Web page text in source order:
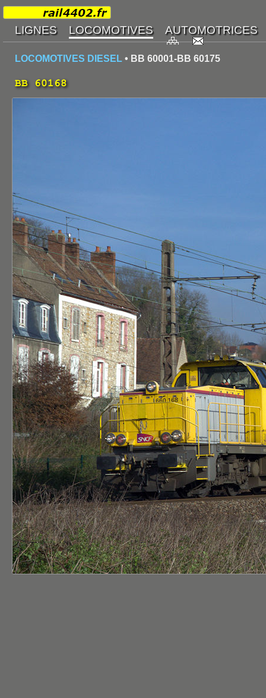
LOCOMOTIVES DIESEL • BB 60001-BB 60175
BB 60168